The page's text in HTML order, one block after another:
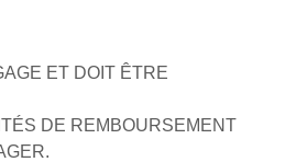
ET DOIT ÊTRE
DE REMBOURSEMENT